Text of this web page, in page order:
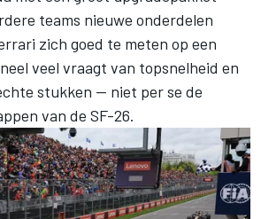
teams nieuwe onderdelen
zich goed te meten op een
veel vraagt van topsnelheid en
stukken — niet per se de
van de SF-26.